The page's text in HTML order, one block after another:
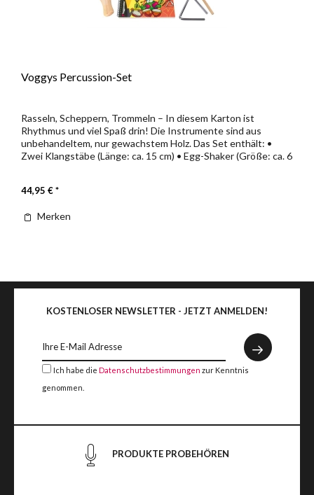
Voggys Percussion-Set
Rasseln, Scheppern, Trommeln – In diesem Karton ist
Rhythmus und viel Spaß drin! Die Instrumente sind aus
unbehandeltem, nur gewachstem Holz. Das Set enthält: •
Zwei Klangstäbe (Länge: ca. 15 cm) • Egg-Shaker (Größe: ca. 6
44,95 € *
Merken
KOSTENLOSER NEWSLETTER - JETZT ANMELDEN!
Ich habe die Datenschutzbestimmungen zur Kenntnis
genommen.
PRODUKTE PROBEHÖREN